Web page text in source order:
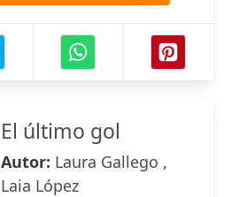
El último gol
Autor: Laura Gallego ,
Laia López